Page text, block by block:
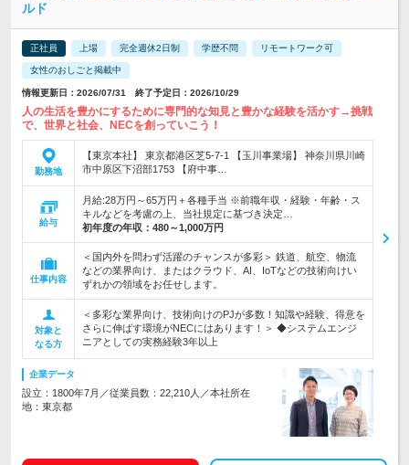
ルド
正社員 上場 完全週休2日制 学歴不問 リモートワーク可
女性のおしごと掲載中
情報更新日：2026/07/31 終了予定日：2026/10/29
人の生活を豊かにするために専門的な知見と豊かな経験を活かす→挑戦
で、世界と社会、NECを創っていこう！
勤務地
【東京本社】 東京都港区芝5-7-1 【玉川事業場】 神奈川県川崎
市中原区下沼部1753 【府中事…
給与
月給:28万円～65万円＋各種手当 ※前職年収・経験・年齢・ス
キルなどを考慮の上、当社規定に基づき決定…
初年度の年収： 480～1,000万円
仕事内容
＜国内外を問わず活躍のチャンスが多彩＞ 鉄道、航空、物流
などの業界向け、またはクラウド、AI、IoTなどの技術向けい
ずれかの領域をお任せします。
対象と
なる方
＜多彩な業界向け、技術向けのPJが多数！知識や経験、得意を
さらに伸ばす環境がNECにはあります！＞ ◆システムエンジ
ニアとしての実務経験3年以上
企業データ
設立：1800年7月／従業員数：22,210人／本社所在
地：東京都